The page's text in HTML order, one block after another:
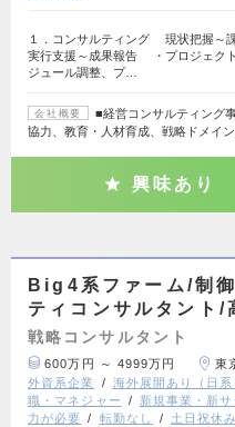
１．コンサルティング 現状把握～
実行支援～成果報告 ・プロジェク
ジュール調整、プ…
会社概要
■経営コンサルティング
協力、教育・人材育成、戦略ドメイ
興味あり
Big4系ファーム/制
ティコンサルタント/
戦略コンサルタント
600万円 ～ 4999万円
東
外資系企業
海外展開あり（日系
職・マネジャー
新規事業・新サ
力が必要
転勤なし 土日祝休み